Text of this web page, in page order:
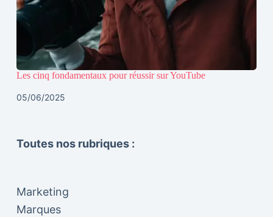
Les cinq fondamentaux pour réussir sur YouTube
05/06/2025
Toutes nos rubriques :
Marketing
Marques